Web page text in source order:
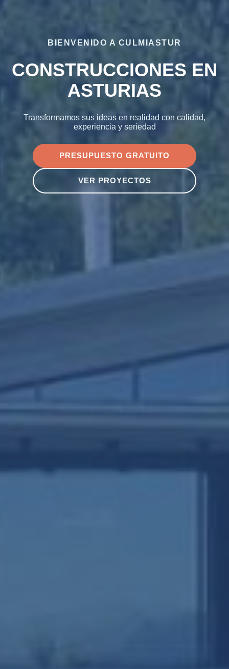
BIENVENIDO A CULMIASTUR
CONSTRUCCIONES EN
ASTURIAS
Transformamos sus ideas en realidad con calidad,
experiencia y seriedad
PRESUPUESTO GRATUITO
VER PROYECTOS